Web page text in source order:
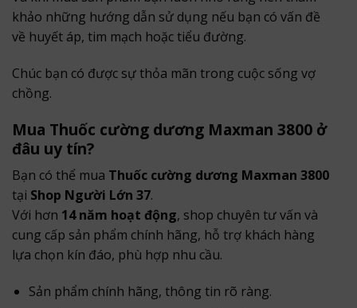
khảo những hướng dẫn sử dụng nếu bạn có vấn đề
về huyết áp, tim mạch hoặc tiểu đường.
Chúc bạn có được sự thỏa mãn trong cuộc sống vợ
chồng.
Mua Thuốc cường dương Maxman 3800 ở
đâu uy tín?
Bạn có thể mua Thuốc cường dương Maxman 3800
tại Shop Người Lớn 37.
Với hơn 14 năm hoạt động, shop chuyên tư vấn và
cung cấp sản phẩm chính hãng, hỗ trợ khách hàng
lựa chọn kín đáo, phù hợp nhu cầu.
Sản phẩm chính hãng, thông tin rõ ràng.